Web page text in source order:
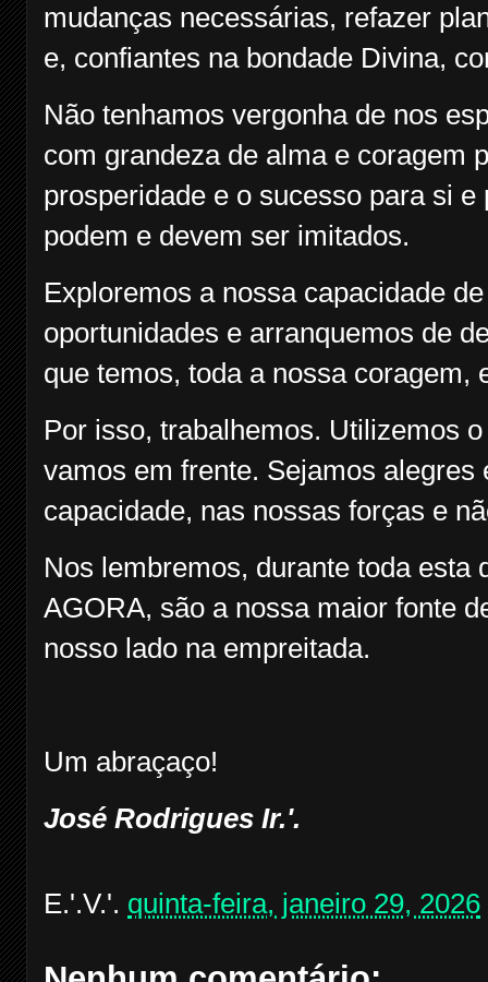
mudanças necessárias, refazer
e, confiantes na bondade Divina,
Não tenhamos vergonha de nos
com grandeza de alma e coragem
prosperidade e o sucesso para si
podem e devem ser imitados.
Exploremos a nossa capacidade
oportunidades e arranquemos de
que temos, toda a nossa
Por isso, trabalhemos. Utilizemos
vamos em frente. Sejamos
capacidade, nas nossas forças e
Nos lembremos, durante toda
AGORA, são a nossa maior fonte
nosso lado na empreitada.
Um abraçaço!
José Rodrigues Ir.'.
E.'.V.'. quinta-feira, janeiro 29, 2026